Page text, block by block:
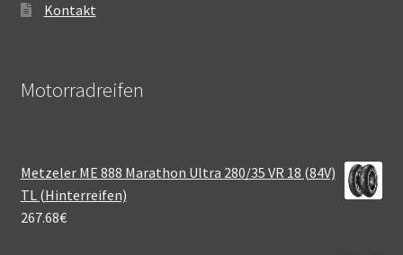
Kontakt
Motorradreifen
Metzeler ME 888 Marathon Ultra 280/35 VR 18 (84V)
TL (Hinterreifen)
267.68€